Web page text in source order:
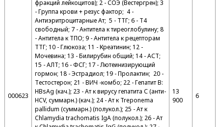
000623
фракций лейкоцитов); 2 - СОЭ (Вестергрен); 3
- Группа крови + резус фактор; 4 -
Антиэритроцитарные Ат; 5 - ТТГ; 6 - Т4
свободный; 7 - Антитела к тиреоглобулину; 8
- Антитела к ТПО; 9 - Антитела к рецепторам
ТТГ; 10 - Глюкоза; 11 - Креатинин; 12 -
Мочевина; 13 - Билирубин общий; 14 - АСТ;
15 - АЛТ; 16 - ФСГ; 17 - Лютеинизирующий
гормон; 18 - Эстрадиол; 19 - Пролактин; 20 -
Тестостерон; 21 - ВИЧ -комбо; 22 - Гепатит В:
HВsAg (кач.); 23 - Ат к вирусу гепатита С (анти-
HCV, суммарн.) (кач.); 24 - Ат к Treponema
pallidum (суммарн.) (полукол.); 25 - Ат к
Chlamydia trachomatis IgA (полукол.); 26 - Ат
13
900
6